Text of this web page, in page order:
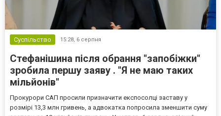
Суспільство 15:28, 6 серпня
Стефанішина після обрання "запобіжки"
зробила першу заяву . "Я не маю таких
мільйонів"
Прокурори САП просили призначити експосолці заставу у
розмірі 13,3 млн гривень, а адвокатка попросила зменшити суму